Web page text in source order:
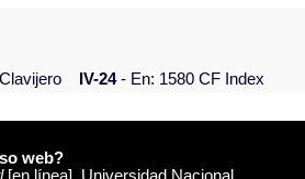
IV-24- En: 1580 CF Index
web?
[en línea]. Universidad Nacional